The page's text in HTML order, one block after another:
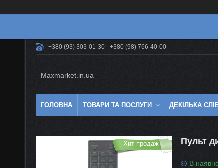
+380 (93) 303-01-30 +380 (98) 766-40-00
Maxmarket.in.ua
ГОЛОВНА ТОВАРИ ТА ПОСЛУГИ ДЕКІЛЬКА
Хит продаж Пульт
В